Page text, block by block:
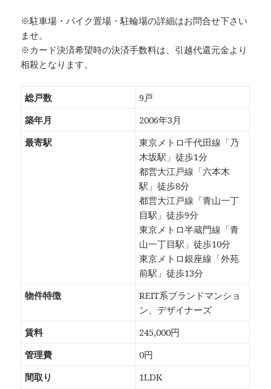
※駐車場・バイク置場・駐輪場の詳細はお問合せ下さい
ませ。
※カード決済希望時の決済手数料は、引越代還元金より
相殺となります。
総戸数
9戸
築年月
2006年3月
最寄駅
東京メトロ千代田線「乃
木坂駅」徒歩1分
都営大江戸線「六本木
駅」徒歩8分
都営大江戸線「青山一丁
目駅」徒歩9分
東京メトロ半蔵門線「青
山一丁目駅」徒歩10分
東京メトロ銀座線「外苑
前駅」徒歩13分
物件特徴
REIT系ブランドマンショ
ン、デザイナーズ
賃料
245,000円
管理費
0円
間取り
1LDK